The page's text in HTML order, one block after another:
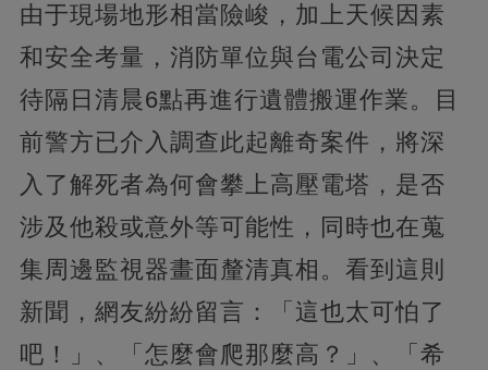
由于現場地形相當險峻，加上天候因素
和安全考量，消防單位與台電公司決定
待隔日清晨6點再進行遺體搬運作業。目
前警方已介入調查此起離奇案件，將深
入了解死者為何會攀上高壓電塔，是否
涉及他殺或意外等可能性，同時也在蒐
集周邊監視器畫面釐清真相。看到這則
新聞，網友紛紛留言：「這也太可怕了
吧！」、「怎麼會爬那麼高？」、「希